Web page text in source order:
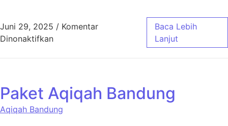
Juni 29, 2025 / Komentar
Dinonaktifkanpada Layanan Aqiqah Cimahi untuk Acara
Baca Lebih
Lanjut
Paket Aqiqah Bandung
Aqiqah Bandung